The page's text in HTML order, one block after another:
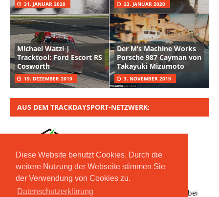
Diese Website benutzt Cookies. Durch die
weitere Nutzung der Webseite stimmen Sie
der Verwendung von Cookies zu.
Datenschutzerklärung
31. JANUAR 2020 23. JANUAR 2020
Michael Watzi |
Tracktool: Ford Escort RS
Cosworth
19. DEZEMBER 2019
Der M’s Machine Works
Porsche 987 Cayman von
Takayuki Mizumoto
3. NOVEMBER 2019
AUS DEM TRACKDAYSPORT-NETZWERK:
Copyright © 2020 Moritz Nolte GmbH | Mit *
gekennzeichnete Links sind Affiliate-Links. Bestellt ihr bei